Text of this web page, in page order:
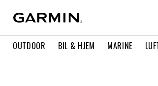
OUTDOOR BIL & HJEM MARINE